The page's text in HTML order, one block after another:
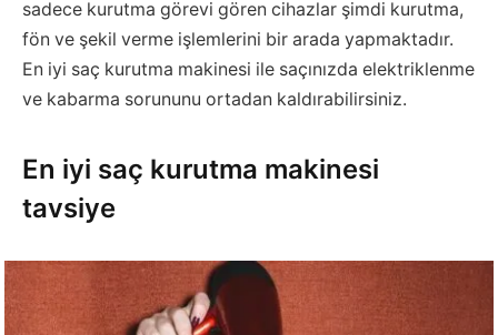
sadece kurutma görevi gören cihazlar şimdi kurutma,
fön ve şekil verme işlemlerini bir arada yapmaktadır.
En iyi saç kurutma makinesi ile saçınızda elektriklenme
ve kabarma sorununu ortadan kaldırabilirsiniz.
En iyi saç kurutma makinesi
tavsiye